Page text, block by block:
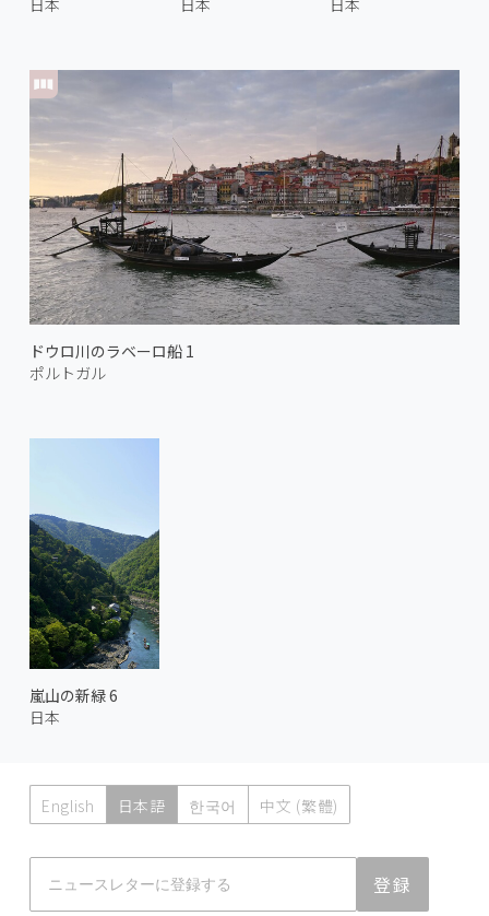
日本
日本
ドウロ川のラベーロ船 1
ポルトガル
日本
嵐山の新緑 6
日本
English 日本語 한국어 中文 (繁體)
登録